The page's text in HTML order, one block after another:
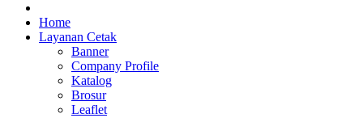
Goe Media Percetakan | 0822-4439-5599 (Call/WA)
0822-4439-5599 (Call/WA) Percetakan jasa cetak banner buku yasin
invoice kartu nama label map nota spanduk stiker undangan
pernikahan murah online 24 jam
Home
Layanan Cetak
Banner
Company Profile
Katalog
Brosur
Leaflet